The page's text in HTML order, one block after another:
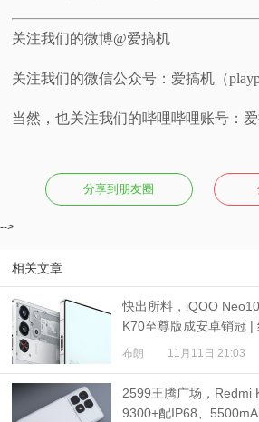
关注我们的微博@爱搞机
关注我们的微信公众号：爱搞机（
当然，也关注我们的哔哩哔哩账号：
分享到朋友圈
-->
相关文章
快出所料，iQOO
K70至尊版成安卓销冠
布朗 11月11日 21:03
2599王腾广场，Redmi
9300+配IP68、